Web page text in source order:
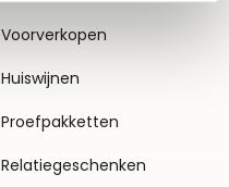
Voorverkopen
Huiswijnen
Proefpakketten
Relatiegeschenken